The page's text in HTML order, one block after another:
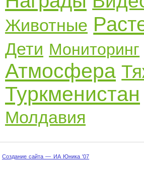
Животные
Дети Мониторинг
Атмосфера
Туркменистан
Молдавия
Создание сайта — ИА Юника '07